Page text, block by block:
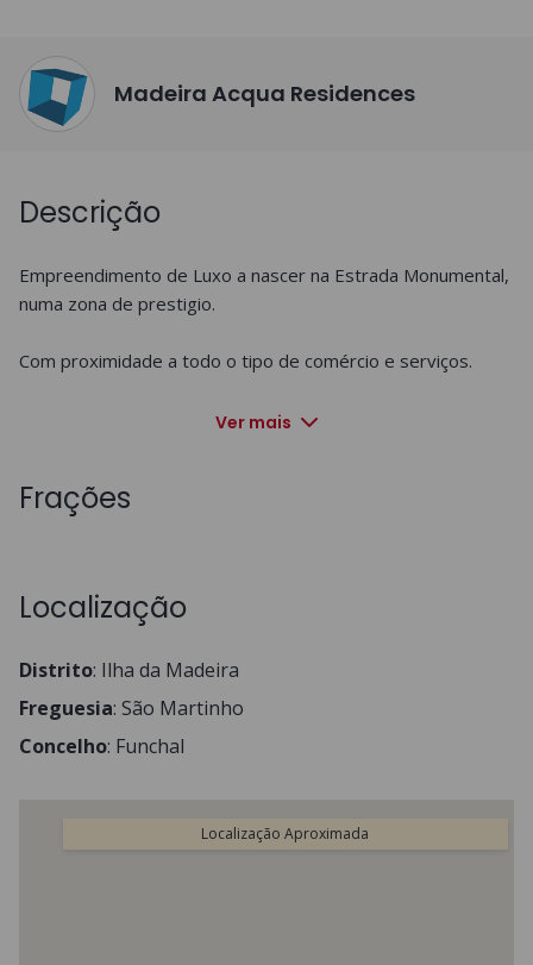
Madeira Acqua Residences
Descrição
Empreendimento de Luxo a nascer na Estrada Monumental,
numa zona de prestigio.
Com proximidade a todo o tipo de comércio e serviços.
Acabamentos de qualidade. Ver mais
Frações
Localização
Distrito: Ilha da Madeira
Freguesia: São Martinho
Concelho: Funchal
Localização Aproximada